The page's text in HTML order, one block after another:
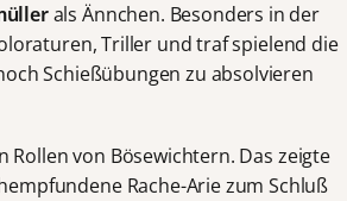
als Ännchen. Besonders in der
Triller und traf spielend die
Schießübungen zu absolvieren
Rollen von Bösewichtern. Das zeigte
Rache-Arie zum Schluß